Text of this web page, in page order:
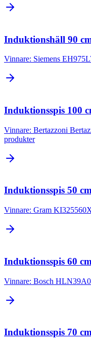
Induktionshäll 90
Vinnare: Siemens
Induktionsspis 100
Vinnare: Bertazzoni
produkter
Induktionsspis 50
Vinnare: Gram
Induktionsspis 60 cm
Vinnare: Bosch
Induktionsspis 70